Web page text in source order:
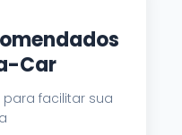
Car
facilitar sua